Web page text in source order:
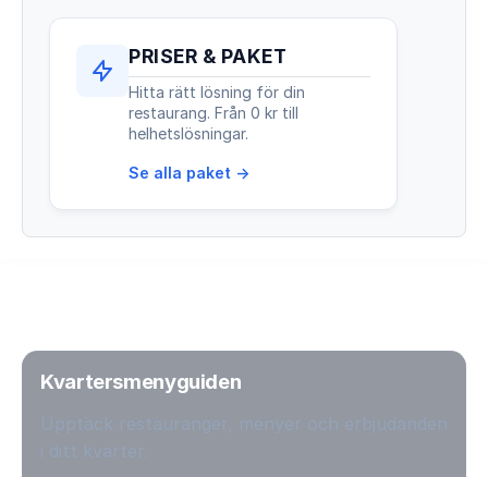
PRISER & PAKET
Hitta rätt lösning för din
restaurang. Från 0 kr till
helhetslösningar.
Se alla paket →
Kvartersmenyguiden